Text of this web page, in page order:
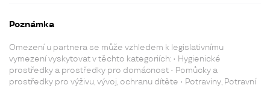
Poznámka
Omezení u partnera se může vzhledem k legislativnímu
vymezení vyskytovat v těchto kategoriích: • Hygienické
prostředky a prostředky pro domácnost • Pomůcky a
prostředky pro výživu, vývoj, ochranu dítěte • Potraviny, Potravní